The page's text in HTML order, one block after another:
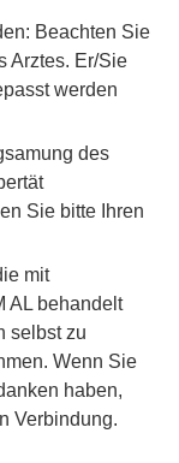
Beachten Sie
Arztes. Er/Sie
werden
des
Sie bitte Ihren
mit
AL behandelt
selbst zu
Wenn Sie
haben,
Verbindung.